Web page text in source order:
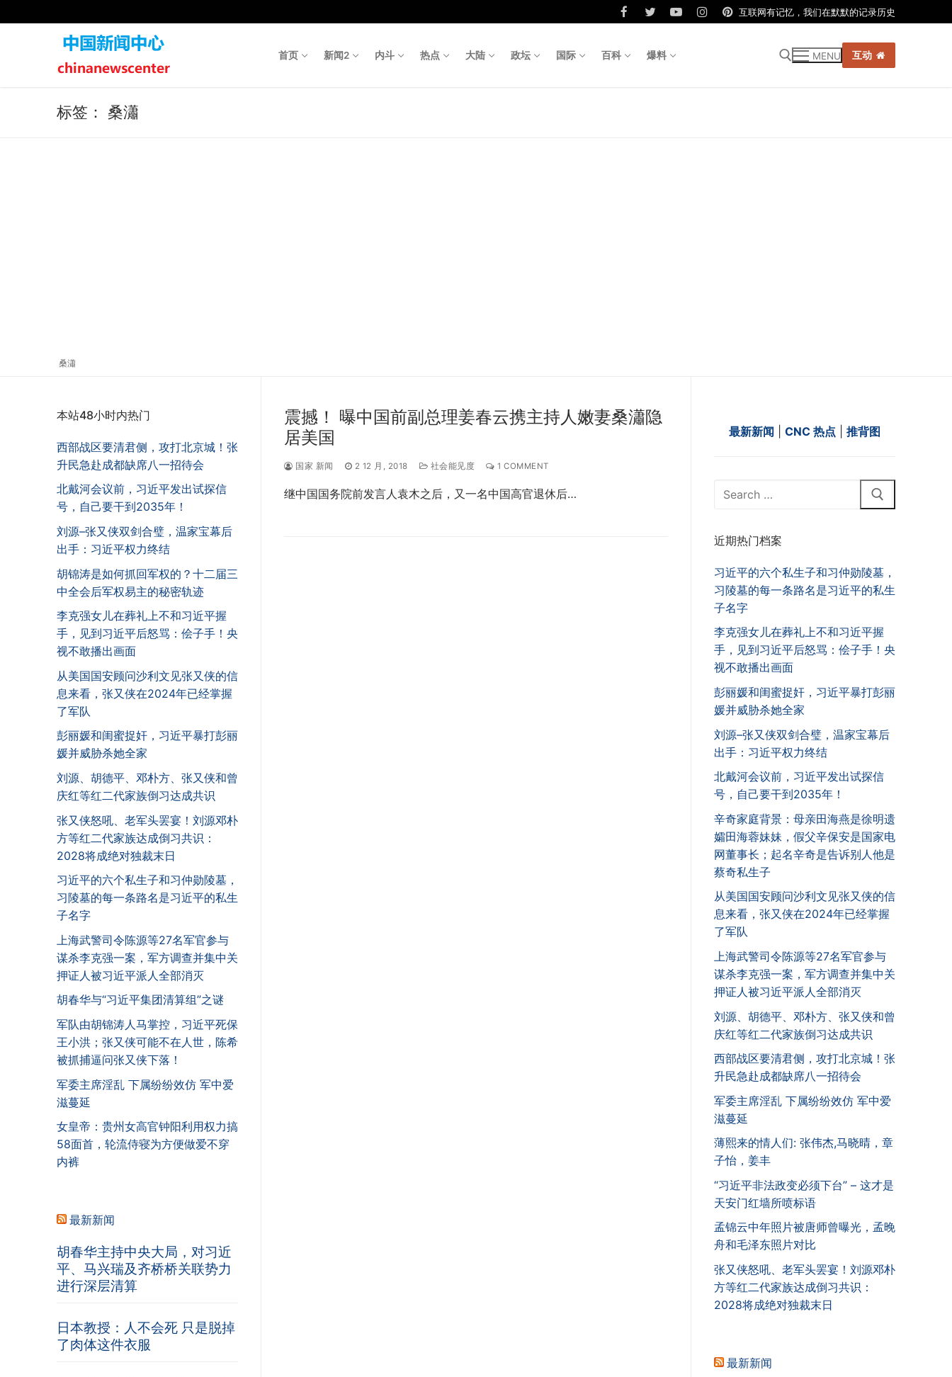
to
互联网有记忆，我们在默默的记录历史
首页 新闻2 内斗 热点 大陆 政坛 国际 百科 爆料 MENU 互动
标签： 桑瀟
桑瀟
震撼！ 曝中国前副总理姜春云携主持人嫩妻桑瀟隐
居美国
国家 新闻 2 12 月, 2018 社会能见度 1 COMMENT
继中国国务院前发言人袁木之后，又一名中国高官退休后…
最新新闻 CNC 热点 推背图
Search
近期热门档案
习近平的六个私生子和习仲勋陵墓，
习陵墓的每一条路名是习近平的私生
子名字
李克强女儿在葬礼上不和习近平握
手，见到习近平后怒骂：侩子手！央
视不敢播出画面
彭丽媛和闺蜜捉奸，习近平暴打彭丽
媛并威胁杀她全家
刘源–张又侠双剑合璧，温家宝幕后
出手：习近平权力终结
北戴河会议前，习近平发出试探信
号，自己要干到2035年！
辛奇家庭背景：母亲田海燕是徐明遗
孀田海蓉妹妹，假父辛保安是国家电
网董事长；起名辛奇是告诉别人他是
蔡奇私生子
从美国国安顾问沙利文见张又侠的信
息来看，张又侠在2024年已经掌握
了军队
上海武警司令陈源等27名军官参与
谋杀李克强一案，军方调查并集中关
押证人被习近平派人全部消灭
刘源、胡德平、邓朴方、张又侠和曾
庆红等红二代家族倒习达成共识
西部战区要清君侧，攻打北京城！张
升民急赴成都缺席八一招待会
军委主席淫乱 下属纷纷效仿 军中爱
滋蔓延
薄熙来的情人们: 张伟杰,马晓晴，章
子怡，姜丰
“习近平非法政变必须下台” – 这才是
天安门红墙所喷标语
孟锦云中年照片被唐师曾曝光，孟晚
舟和毛泽东照片对比
张又侠怒吼、老军头罢宴！刘源邓朴
方等红二代家族达成倒习共识：
2028将成绝对独裁末日
最新新闻
本站48小时内热门
西部战区要清君侧，攻打北京城！张
升民急赴成都缺席八一招待会
北戴河会议前，习近平发出试探信
号，自己要干到2035年！
刘源–张又侠双剑合璧，温家宝幕后
出手：习近平权力终结
胡锦涛是如何抓回军权的？十二届三
中全会后军权易主的秘密轨迹
李克强女儿在葬礼上不和习近平握
手，见到习近平后怒骂：侩子手！央
视不敢播出画面
从美国国安顾问沙利文见张又侠的信
息来看，张又侠在2024年已经掌握
了军队
彭丽媛和闺蜜捉奸，习近平暴打彭丽
媛并威胁杀她全家
刘源、胡德平、邓朴方、张又侠和曾
庆红等红二代家族倒习达成共识
张又侠怒吼、老军头罢宴！刘源邓朴
方等红二代家族达成倒习共识：
2028将成绝对独裁末日
习近平的六个私生子和习仲勋陵墓，
习陵墓的每一条路名是习近平的私生
子名字
上海武警司令陈源等27名军官参与
谋杀李克强一案，军方调查并集中关
押证人被习近平派人全部消灭
胡春华与“习近平集团清算组”之谜
军队由胡锦涛人马掌控，习近平死保
王小洪；张又侠可能不在人世，陈希
被抓捕逼问张又侠下落！
军委主席淫乱 下属纷纷效仿 军中爱
滋蔓延
女皇帝：贵州女高官钟阳利用权力搞
58面首，轮流侍寝为方便做爱不穿
内裤
最新新闻
胡春华主持中央大局，对习近
平、马兴瑞及齐桥桥关联势力
进行深层清算
日本教授：人不会死 只是脱掉
了肉体这件衣服